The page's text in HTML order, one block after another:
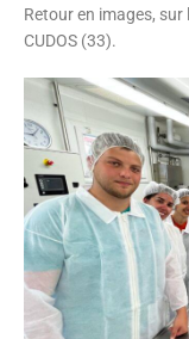
Retour en images, sur l
CUDOS (33).